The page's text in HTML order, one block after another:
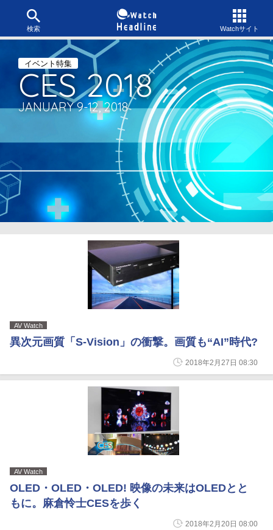
検索 Watchサイト
イベント特集
CES2018
JANUARY 9-12, 2018
AV Watch
異次元画質「S-Vision」の衝撃。画質も“AI”時代?
2018年2月27日 08:30
AV Watch
OLED・OLED・OLED! 映像の未来はOLEDとと
もに。麻倉怜士CESを歩く
2018年2月20日 08:00